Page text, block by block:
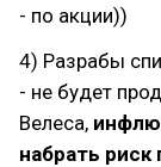
- по акции))
4) Разрабы
- не будет
Велеса,
набрать риск